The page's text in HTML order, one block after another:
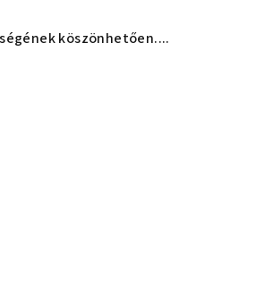
köszönhetően....